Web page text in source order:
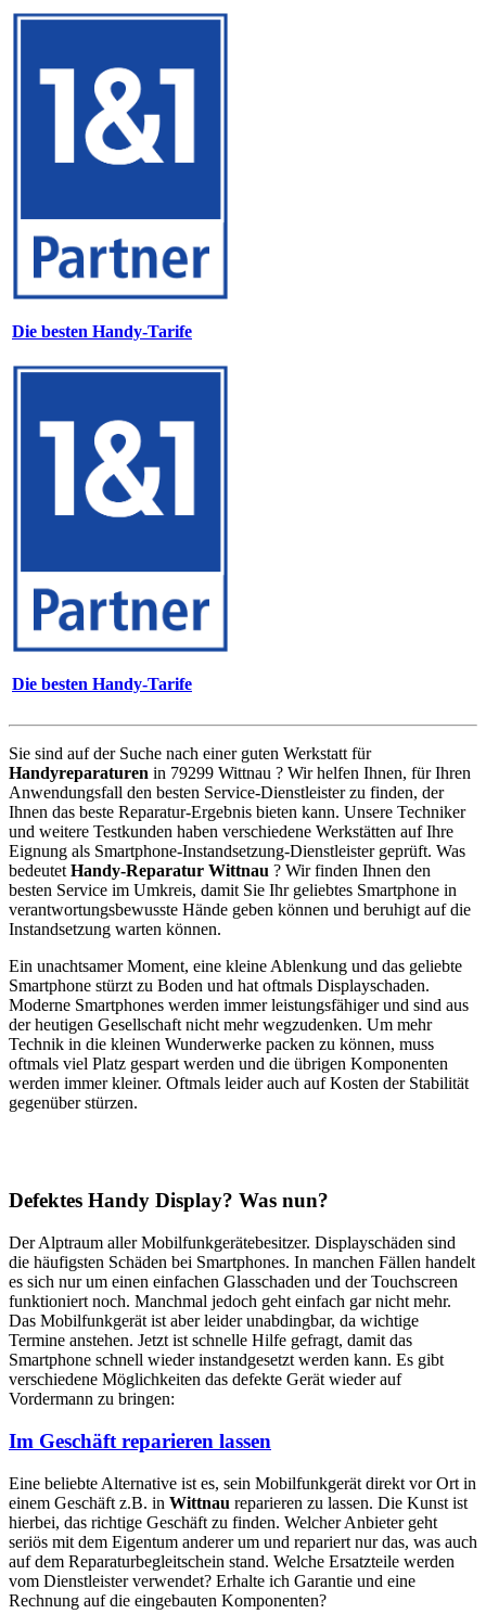
Die besten Handy-Tarife
Die besten Handy-Tarife
Sie sind auf der Suche nach einer guten Werkstatt für
Handyreparaturen in 79299 Wittnau ? Wir helfen Ihnen, für Ihren
Anwendungsfall den besten Service-Dienstleister zu finden, der
Ihnen das beste Reparatur-Ergebnis bieten kann. Unsere Techniker
und weitere Testkunden haben verschiedene Werkstätten auf Ihre
Eignung als Smartphone-Instandsetzung-Dienstleister geprüft. Was
bedeutet Handy-Reparatur Wittnau ? Wir finden Ihnen den
besten Service im Umkreis, damit Sie Ihr geliebtes Smartphone in
verantwortungsbewusste Hände geben können und beruhigt auf die
Instandsetzung warten können.
Ein unachtsamer Moment, eine kleine Ablenkung und das geliebte
Smartphone stürzt zu Boden und hat oftmals Displayschaden.
Moderne Smartphones werden immer leistungsfähiger und sind aus
der heutigen Gesellschaft nicht mehr wegzudenken. Um mehr
Technik in die kleinen Wunderwerke packen zu können, muss
oftmals viel Platz gespart werden und die übrigen Komponenten
werden immer kleiner. Oftmals leider auch auf Kosten der Stabilität
gegenüber stürzen.
Defektes Handy Display? Was nun?
Der Alptraum aller Mobilfunkgerätebesitzer. Displayschäden sind
die häufigsten Schäden bei Smartphones. In manchen Fällen handelt
es sich nur um einen einfachen Glasschaden und der Touchscreen
funktioniert noch. Manchmal jedoch geht einfach gar nicht mehr.
Das Mobilfunkgerät ist aber leider unabdingbar, da wichtige
Termine anstehen. Jetzt ist schnelle Hilfe gefragt, damit das
Smartphone schnell wieder instandgesetzt werden kann. Es gibt
verschiedene Möglichkeiten das defekte Gerät wieder auf
Vordermann zu bringen:
Im Geschäft reparieren lassen
Eine beliebte Alternative ist es, sein Mobilfunkgerät direkt vor Ort in
einem Geschäft z.B. in Wittnau reparieren zu lassen. Die Kunst ist
hierbei, das richtige Geschäft zu finden. Welcher Anbieter geht
seriös mit dem Eigentum anderer um und repariert nur das, was auch
auf dem Reparaturbegleitschein stand. Welche Ersatzteile werden
vom Dienstleister verwendet? Erhalte ich Garantie und eine
Rechnung auf die eingebauten Komponenten?